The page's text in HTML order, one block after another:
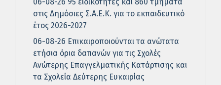
06-08-26 95 ειδικότητες και 860 τμήματα
στις Δημόσιες Σ.Α.Ε.Κ. για το εκπαιδευτικό
έτος 2026-2027
06-08-26 Επικαιροποιούνται τα ανώτατα
ετήσια όρια δαπανών για τις Σχολές
Ανώτερης Επαγγελματικής Κατάρτισης και
τα Σχολεία Δεύτερης Ευκαιρίας